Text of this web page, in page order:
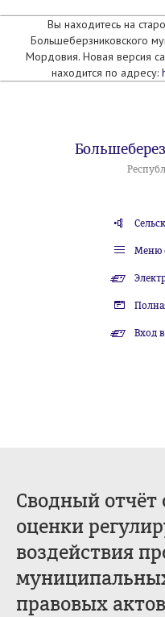
Вы находитесь на
Большеберзниковского
Мордовия. Новая версия
находится по адресу:
Меню
Вход
Сводный отчёт
оценки
воздействия
правовых актов